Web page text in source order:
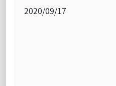
2020/09/17